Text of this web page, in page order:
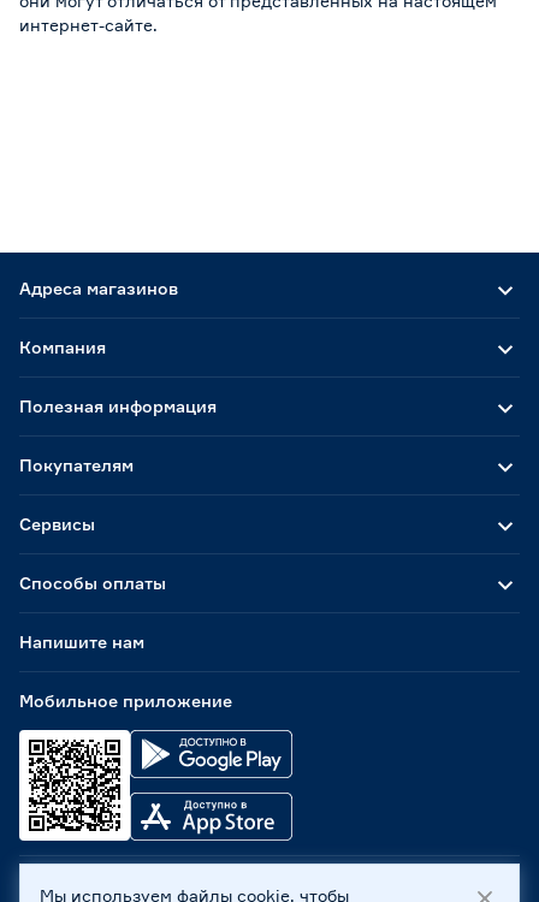
интернет-сайте.
Адреса магазинов
Способы оплаты
Мобильное приложение
Компания
Полезная информация
Покупателям
Сервисы
Напишите нам
ООО «Бауцентр Рус» 2004 -2026, 236029, г. Калининград,
Мы используем файлы cookie, чтобы